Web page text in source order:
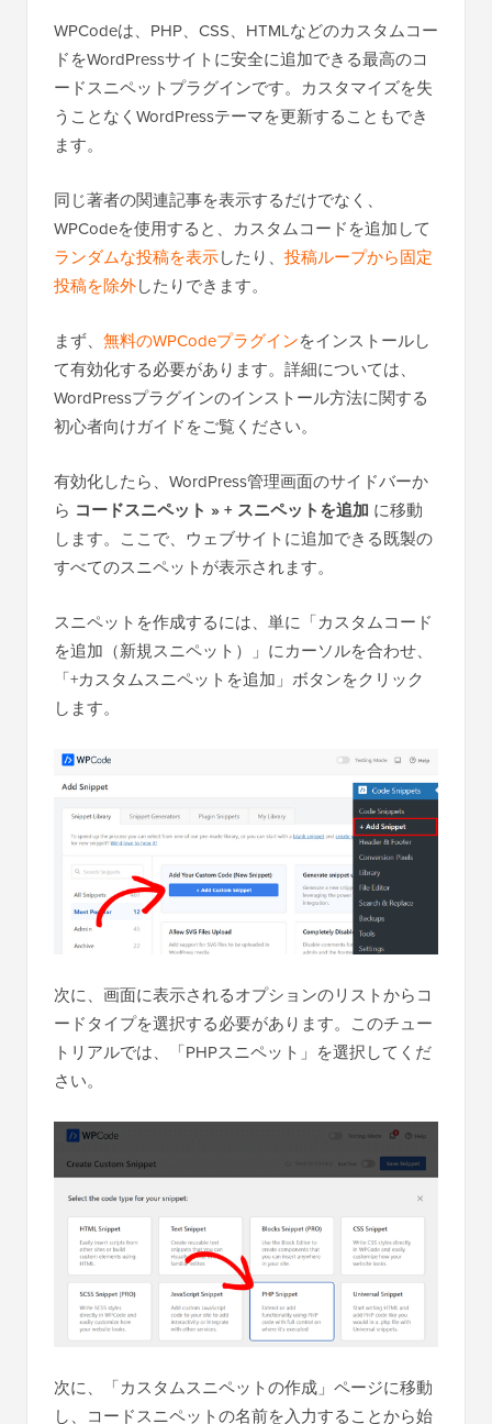
WPCodeは、PHP、CSS、HTMLなどのカスタムコー
ドをWordPressサイトに安全に追加できる最高のコ
ードスニペットプラグインです。カスタマイズを失
うことなくWordPressテーマを更新することもでき
ます。
同じ著者の関連記事を表示するだけでなく、
WPCodeを使用すると、カスタムコードを追加して
ランダムな投稿を表示したり、 投稿ループから固定
投稿を除外したりできます。
まず、 無料のWPCodeプラグインをインストールし
て有効化する必要があります。詳細については、
WordPressプラグインのインストール方法に関する
初心者向けガイドをご覧ください。
有効化したら、WordPress管理画面のサイドバーか
ら コードスニペット » + スニペットを追加 に移動
します。ここで、ウェブサイトに追加できる既製の
すべてのスニペットが表示されます。
スニペットを作成するには、単に「カスタムコード
を追加（新規スニペット）」にカーソルを合わせ、
「+カスタムスニペットを追加」ボタンをクリック
します。
次に、画面に表示されるオプションのリストからコ
ードタイプを選択する必要があります。このチュー
トリアルでは、「PHPスニペット」を選択してくだ
さい。
次に、「カスタムスニペットの作成」ページに移動
し、コードスニペットの名前を入力することから始